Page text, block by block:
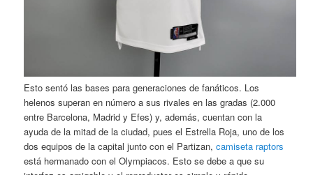
Esto sentó las bases para generaciones de fanáticos. Los
helenos superan en número a sus rivales en las gradas (2.000
entre Barcelona, Madrid y Efes) y, además, cuentan con la
ayuda de la mitad de la ciudad, pues el Estrella Roja, uno de los
dos equipos de la capital junto con el Partizan,camiseta raptors
está hermanado con el Olympiacos. Esto se debe a que su